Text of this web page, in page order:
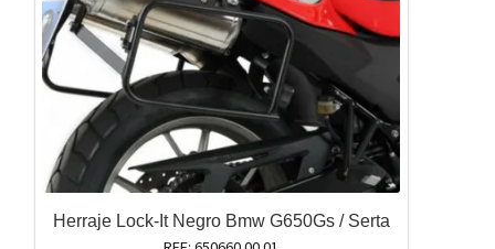
Herraje Lock-It Negro Bmw G650Gs / Serta